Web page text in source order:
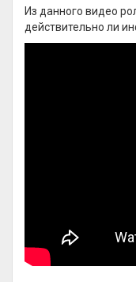
Из данного видео
действительно ли